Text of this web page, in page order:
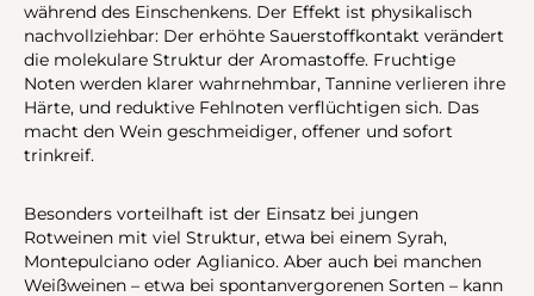
während des Einschenkens. Der Effekt ist physikalisch
nachvollziehbar: Der erhöhte Sauerstoffkontakt verändert
die molekulare Struktur der Aromastoffe. Fruchtige
Noten werden klarer wahrnehmbar, Tannine verlieren ihre
Härte, und reduktive Fehlnoten verflüchtigen sich. Das
macht den Wein geschmeidiger, offener und sofort
trinkreif.
Besonders vorteilhaft ist der Einsatz bei jungen
Rotweinen mit viel Struktur, etwa bei einem Syrah,
Montepulciano oder Aglianico. Aber auch bei manchen
Weißweinen – etwa bei spontanvergorenen Sorten – kann